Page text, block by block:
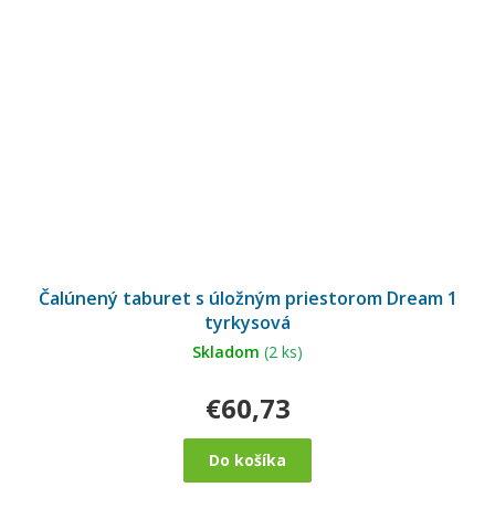
Čalúnený taburet s úložným priestorom Dream 1
tyrkysová
Skladom (2 ks)
€60,73
Do košíka